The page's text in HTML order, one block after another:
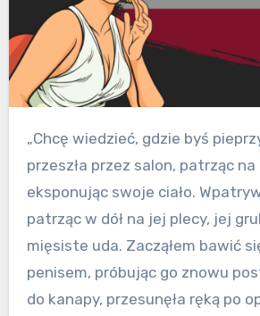
„Chcę wiedzieć, gdzie byś pieprzył nianię.” Liliana
przeszła przez salon, patrząc na
eksponując swoje ciało.
patrząc w dół na jej plecy, jej
mięsiste uda. Zacząłem bawić
penisem, próbując go znowu
do kanapy, przesunęła ręką po